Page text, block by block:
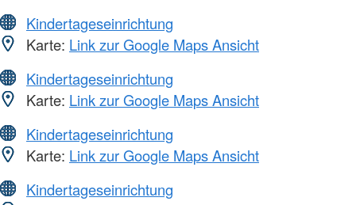
Kindertageseinrichtung
Karte: Link zur Google Maps Ansicht
Kindertageseinrichtung
Karte: Link zur Google Maps Ansicht
Kindertageseinrichtung
Karte: Link zur Google Maps Ansicht
Kindertageseinrichtung